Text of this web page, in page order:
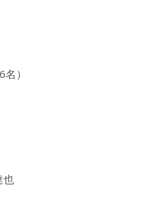
）
也